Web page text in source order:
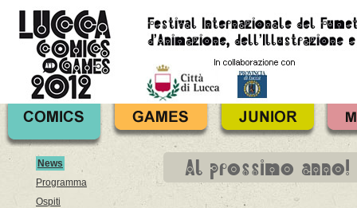
Al prossimo anno!
News
Programma
Ospiti